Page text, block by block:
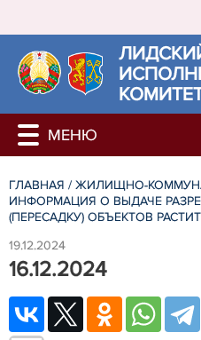
ГЛАВНАЯ / ЖИЛИЩНО-
ИНФОРМАЦИЯ О ВЫДАЧЕ
(ПЕРЕСАДКУ) ОБЪЕКТОВ
19.12.2024
16.12.2024